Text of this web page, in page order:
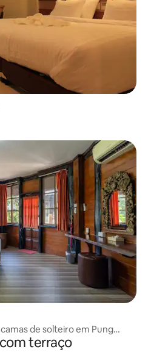
de solteiro em Pung
terraço